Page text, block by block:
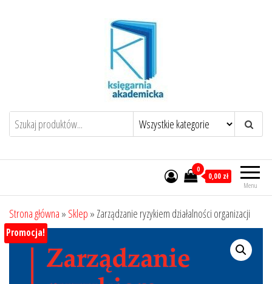
Menu
0
0,00 zł
Strona główna » Sklep » Zarządzanie ryzykiem działalności organizacji
Promocja!